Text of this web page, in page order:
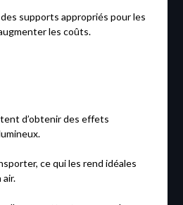
supports appropriés pour les
les coûts.
d’obtenir des effets
ce qui les rend idéales